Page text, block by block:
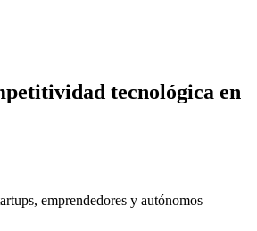
tecnológica en
emprendedores y autónomos